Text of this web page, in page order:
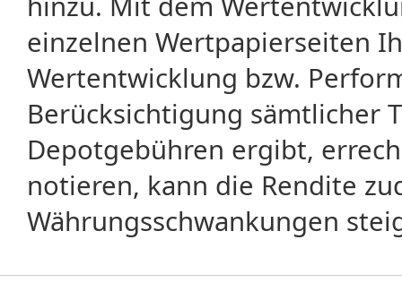
einzelnen Wertpapierseiten
Wertentwicklung bzw.
Berücksichtigung sämtlicher
Depotgebühren ergibt,
notieren, kann die Rendite
Währungsschwankungen